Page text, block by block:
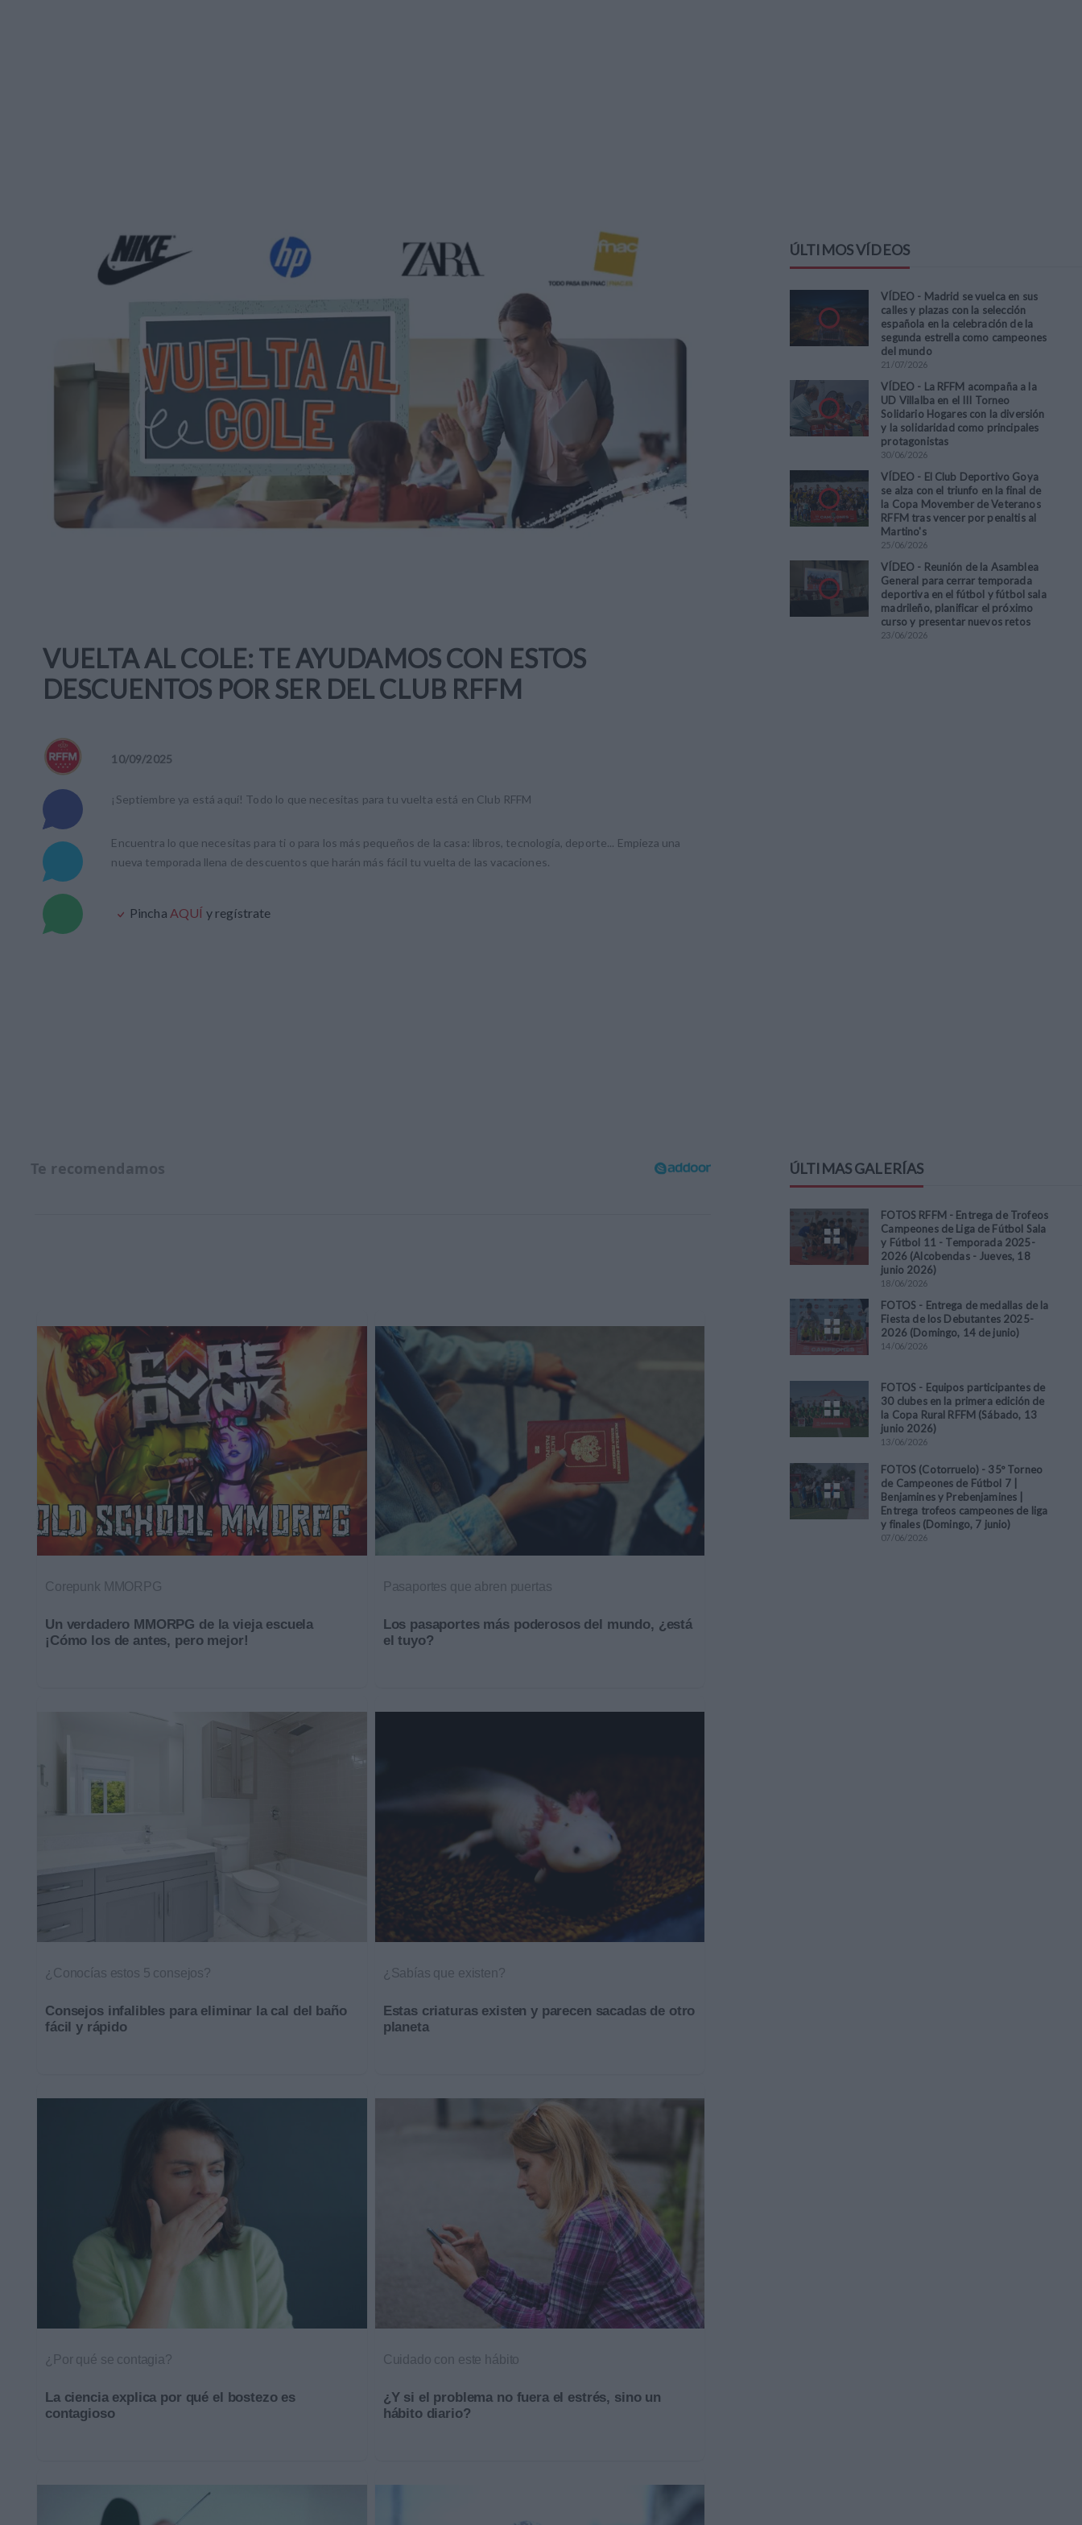
VUELTA AL COLE: TE AYUDAMOS CON ESTOS
DESCUENTOS POR SER DEL CLUB RFFM
10/09/2025
¡Septiembre ya está aquí! Todo lo que necesitas para tu vuelta está en Club RFFM
Encuentra lo que necesitas para ti o para los más pequeños de la casa: libros, tecnología, deporte... Empieza una
nueva temporada llena de descuentos que harán más fácil tu vuelta de las vacaciones.
Pincha AQUÍ y regístrate
Corepunk MMORPG
Un verdadero MMORPG de la vieja escuela
¡Cómo los de antes, pero mejor!
Pasaportes que abren puertas
Los pasaportes más poderosos del mundo, ¿está
el tuyo?
¿Conocías estos 5 consejos?
Consejos infalibles para eliminar la cal del baño
fácil y rápido
¿Sabías que existen?
Estas criaturas existen y parecen sacadas de otro
planeta
¿Por qué se contagia?
La ciencia explica por qué el bostezo es
contagioso
Cuidado con este hábito
¿Y si el problema no fuera el estrés, sino un
hábito diario?
ÚLTIMOS VÍDEOS
VÍDEO - Madrid se vuelca en sus
calles y plazas con la selección
española en la celebración de la
segunda estrella como campeones
del mundo
21 /07/2026
VÍDEO - La RFFM acompaña a la
UD Villalba en el III Torneo
Solidario Hogares con la diversión
y la solidaridad como principales
protagonistas
30/06/2026
VÍDEO - El Club Deportivo Goya
se alza con el triunfo en la final de
la Copa Movember de Veteranos
RFFM tras vencer por penaltis al
Martino's
25/06/2026
VÍDEO - Reunión de la Asamblea
General para cerrar temporada
deportiva en el fútbol y fútbol sala
madrileño, planificar el próximo
curso y presentar nuevos retos
23/06/2026
ÚLTIMAS GALERÍAS
FOTOS RFFM - Entrega de Trofeos
Campeones de Liga de Fútbol Sala
y Fútbol 11 - Temporada 2025-
2026 (Alcobendas - Jueves, 18
junio 2026)
18/06/2026
FOTOS - Entrega de medallas de la
Fiesta de los Debutantes 2025-
2026 (Domingo, 14 de junio)
14/06/2026
FOTOS - Equipos participantes de
30 clubes en la primera edición de
la Copa Rural RFFM (Sábado, 13
junio 2026)
13/06/2026
FOTOS (Cotorruelo) - 35º Torneo
de Campeones de Fútbol 7 |
Benjamines y Prebenjamines |
Entrega trofeos campeones de liga
y finales (Domingo, 7 junio)
07/06/2026